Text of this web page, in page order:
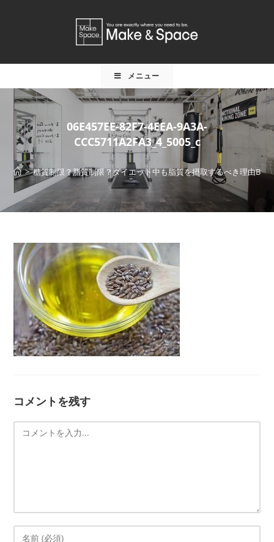
メニュー
06E457EE-82F7-4EEA-9A3A-
CCC5711A2FA3_4_5005_c
> 糖質制限？脂質制限？ダイエット中も脂質を摂取するべき理由
コメントを残す